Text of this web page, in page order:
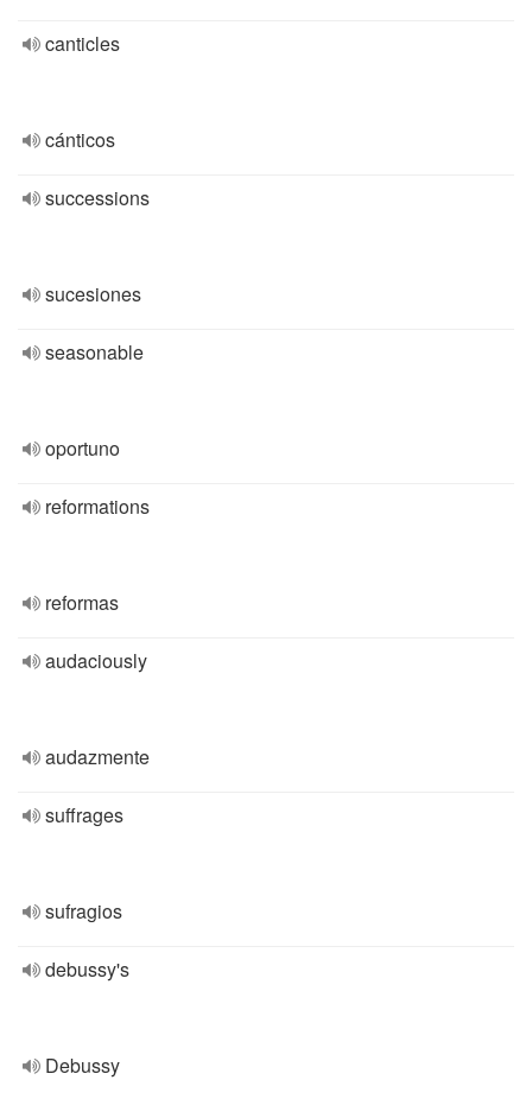
canticles
cánticos
successions
sucesiones
seasonable
oportuno
reformations
reformas
audaciously
audazmente
suffrages
sufragios
debussy's
Debussy